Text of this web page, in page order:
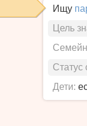
Ищу
Цель
Статус
Дети: